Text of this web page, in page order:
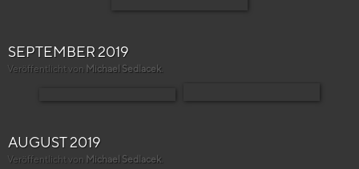
SEPTEMBER 2019
Veröffentlicht von Michael Sedlacek
AUGUST 2019
Veröffentlicht von Michael Sedlacek